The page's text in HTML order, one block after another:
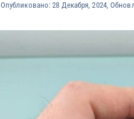
Опубликовано: 28 Декабря, 2024,